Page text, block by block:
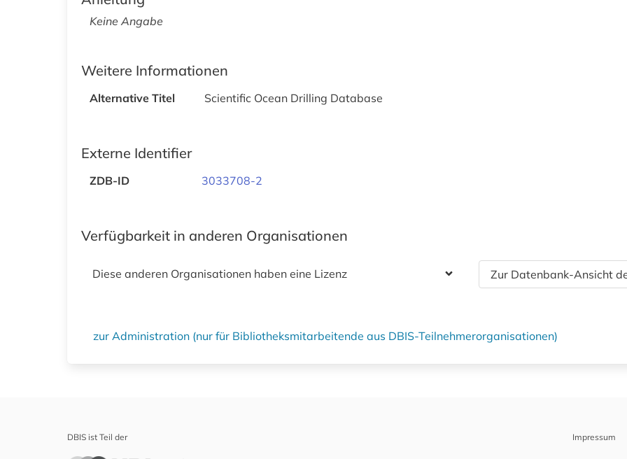
Keine Angabe
Weitere Informationen
Alternative Titel Scientific Ocean Drilling Database
Externe Identifier
ZDB-ID 3033708-2
Verfügbarkeit in anderen Organisationen
Diese anderen Organisationen haben eine Lizenz Zur Datenbank-Ansicht
zur Administration (nur für Bibliotheksmitarbeitende aus DBIS-Teilnehmerorganisationen)
DBIS ist Teil der Impressum